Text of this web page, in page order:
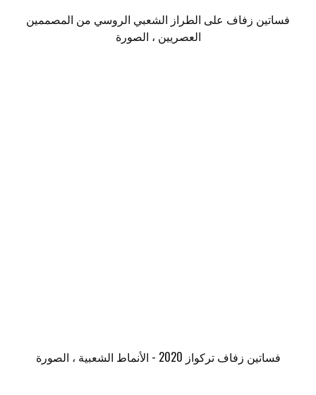
فساتين زفاف على الطراز الشعبي الروسي من المصممين
العصريين ، الصورة
فساتين زفاف تركواز 2020 - الأنماط الشعبية ، الصورة